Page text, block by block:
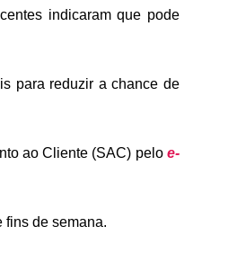
indicaram que pode
para reduzir a chance de
ao Cliente (SAC) pelo e-
fins de semana.